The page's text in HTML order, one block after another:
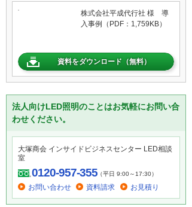
株式会社平成代行社 様 導
入事例（PDF：1,759KB）
資料をダウンロード（無料）
法人向けLED照明のことはお気軽にお問い合
わせください。
大塚商会 インサイドビジネスセンター LED相談
室
0120-957-355（平日 9:00～17:30）
お問い合わせ 資料請求 お見積り